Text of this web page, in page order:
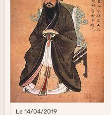
Le 14/04/2019